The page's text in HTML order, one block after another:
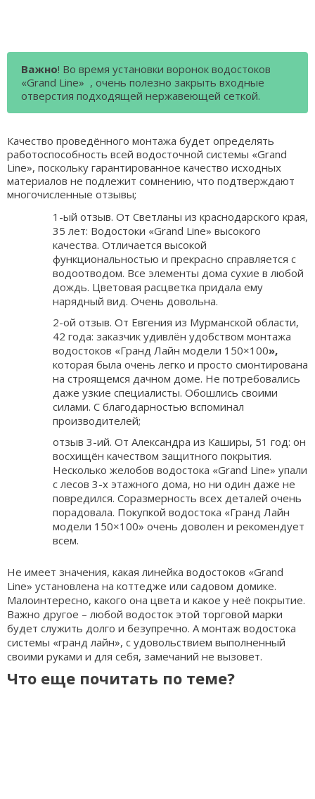
Важно! Во время установки воронок водостоков
«Grand Line» , очень полезно закрыть входные
отверстия подходящей нержавеющей сеткой.
Качество проведённого монтажа будет определять
работоспособность всей водосточной системы «Grand
Line», поскольку гарантированное качество исходных
материалов не подлежит сомнению, что подтверждают
многочисленные отзывы;
1-ый отзыв. От Светланы из краснодарского края,
35 лет: Водостоки «Grand Line» высокого
качества. Отличается высокой
функциональностью и прекрасно справляется с
водоотводом. Все элементы дома сухие в любой
дождь. Цветовая расцветка придала ему
нарядный вид. Очень довольна.
2-ой отзыв. От Евгения из Мурманской области,
42 года: заказчик удивлён удобством монтажа
водостоков «Гранд Лайн модели 150×100»,
которая была очень легко и просто смонтирована
на строящемся дачном доме. Не потребовались
даже узкие специалисты. Обошлись своими
силами. С благодарностью вспоминал
производителей;
отзыв 3-ий. От Александра из Каширы, 51 год: он
восхищён качеством защитного покрытия.
Несколько желобов водостока «Grand Line» упали
с лесов 3-х этажного дома, но ни один даже не
повредился. Соразмерность всех деталей очень
порадовала. Покупкой водостока «Гранд Лайн
модели 150×100» очень доволен и рекомендует
всем.
Не имеет значения, какая линейка водостоков «Grand
Line» установлена на коттедже или садовом домике.
Малоинтересно, какого она цвета и какое у неё покрытие.
Важно другое – любой водосток этой торговой марки
будет служить долго и безупречно. А монтаж водостока
системы «гранд лайн», с удовольствием выполненный
своими руками и для себя, замечаний не вызовет.
Что еще почитать по теме?